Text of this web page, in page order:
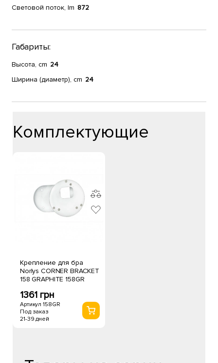
Световой поток, lm 872
Габариты:
Высота, cm 24
Ширина (диаметр), cm 24
Комплектующие
Крепление для бра
Norlys CORNER BRACKET
158 GRAPHITE 158GR
1361 грн
Артикул 158GR
Под заказ
21-39 дней